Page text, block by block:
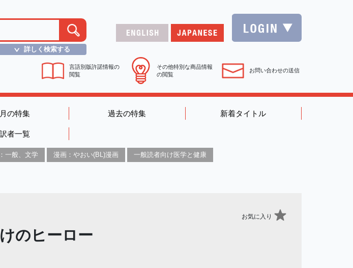
＞
詳しく検索する
言語別版許諾情報の
閲覧
その他特別な商品情報
の閲覧
お問い合わせの送信
の特集 過去の特集 新着タイトル
者一覧
一般、文学 漫画：やおい(BL)漫画 一般読者向け医学と健康
お気に入り
のヒーロー